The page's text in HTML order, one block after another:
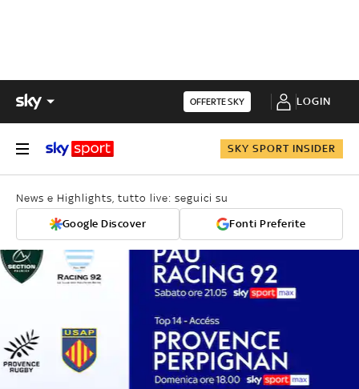
OFFERTE SKY LOGIN
SKY SPORT INSIDER
News e Highlights, tutto live: seguici su
Google Discover Fonti Preferite